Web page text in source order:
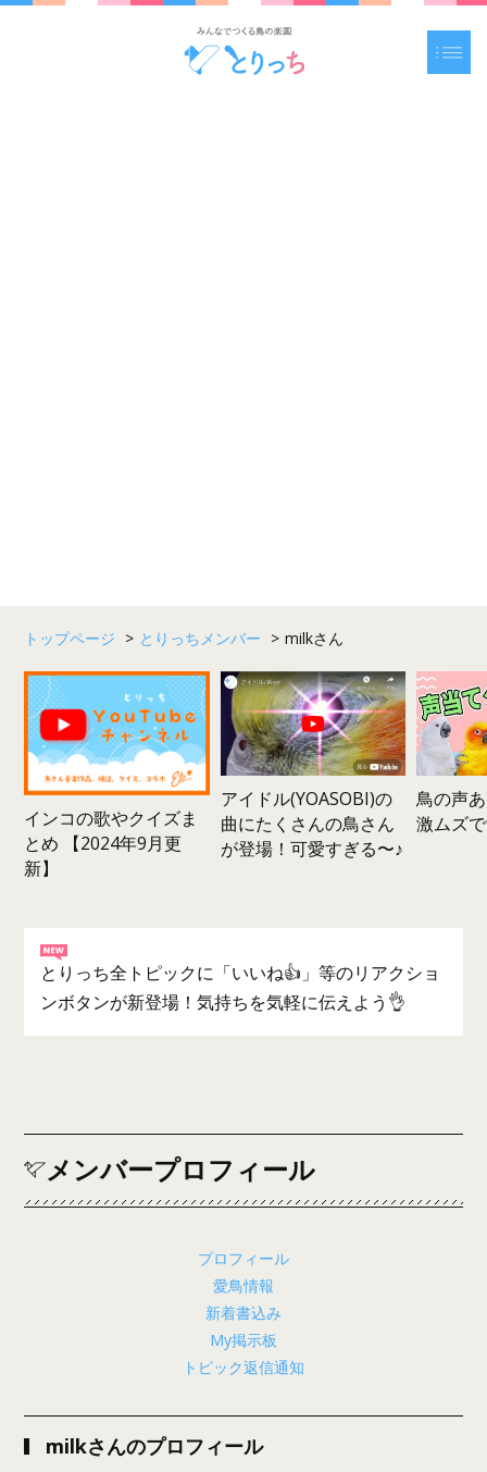
トップページ > とりっちメンバー > milkさん
インコの歌やクイズま
とめ 【2024年9月更
新】
アイドル(YOASOBI)の
曲にたくさんの鳥さん
が登場！可愛すぎる〜♪
鳥の声
激ムズ
とりっち全トピックに「いいね👍」等のリアクショ
ンボタンが新登場！気持ちを気軽に伝えよう👌
メンバープロフィール
プロフィール
愛鳥情報
新着書込み
My掲示板
トピック返信通知
milkさんのプロフィール